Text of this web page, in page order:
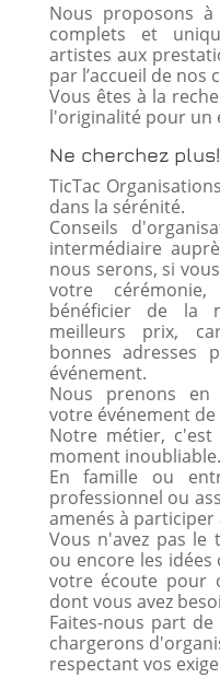
Nous proposons
complets et
artistes aux
par l’accueil de nos
Vous êtes à la
l'originalité pour un
Ne cherchez plus!
TicTac
dans la sérénité.
Conseils
intermédiaire
nous serons, si
votre
bénéficier de la
meilleurs prix,
bonnes adresses
événement.
Nous prenons en
votre événement de
Notre métier,
moment inoubliable.
En famille ou
professionnel ou
amenés à participer
Vous n'avez pas le
ou encore les
votre écoute pour
dont vous avez
Faites-nous part
chargerons
respectant vos